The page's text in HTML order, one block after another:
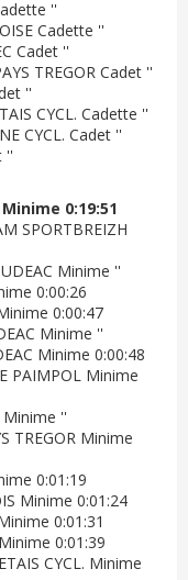
''
Cadette ''
Cadet ''
TREGOR Cadet ''
''
CYCL. Cadette ''
CYCL. Cadet ''
''
Minime 0:19:51
SPORTBREIZH
Minime ''
0:00:26
0:00:47
Minime ''
Minime 0:00:48
PAIMPOL Minime
Minime ''
TREGOR Minime
0:01:19
Minime 0:01:24
0:01:31
0:01:39
CYCL. Minime